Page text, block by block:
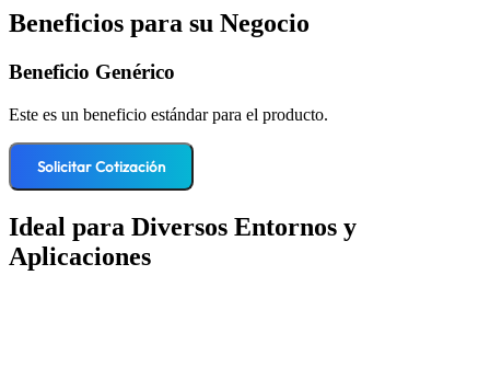
Beneficios para su Negocio
Beneficio Genérico
Este es un beneficio estándar para el producto.
Solicitar Cotización
Ideal para Diversos Entornos y
Aplicaciones